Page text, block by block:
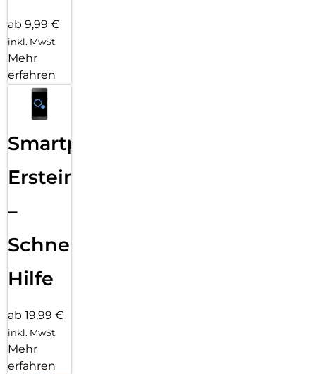
ab 9,99 €
inkl. MwSt.
Mehr
erfahren
Smartphone
Ersteinrichtung
–
Schnelle
Hilfe
ab 19,99 €
inkl. MwSt.
Mehr
erfahren